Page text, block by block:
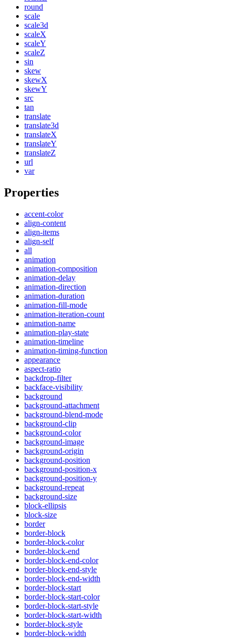
round
scale
scale3d
scaleX
scaleY
scaleZ
sin
skew
skewX
skewY
src
tan
translate
translate3d
translateX
translateY
translateZ
url
var
Properties
accent-color
align-content
align-items
align-self
all
animation
animation-composition
animation-delay
animation-direction
animation-duration
animation-fill-mode
animation-iteration-count
animation-name
animation-play-state
animation-timeline
animation-timing-function
appearance
aspect-ratio
backdrop-filter
backface-visibility
background
background-attachment
background-blend-mode
background-clip
background-color
background-image
background-origin
background-position
background-position-x
background-position-y
background-repeat
background-size
block-ellipsis
block-size
border
border-block
border-block-color
border-block-end
border-block-end-color
border-block-end-style
border-block-end-width
border-block-start
border-block-start-color
border-block-start-style
border-block-start-width
border-block-style
border-block-width